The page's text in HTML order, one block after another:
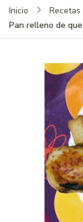
Inicio Recetas
Pan relleno de